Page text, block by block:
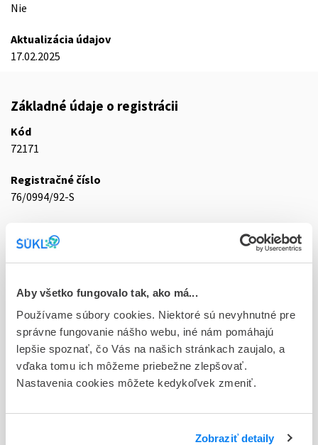
Aby všetko fungovalo tak, ako má...
Používame súbory cookies. Niektoré sú nevyhnutné pre
správne fungovanie nášho webu, iné nám pomáhajú
lepšie spoznať, čo Vás na našich stránkach zaujalo, a
vďaka tomu ich môžeme priebežne zlepšovať.
Nastavenia cookies môžete kedykoľvek zmeniť.
Zobraziť detaily
Nie
Aktualizácia údajov
17.02.2025
Základné údaje o registrácii
Kód
72171
Registračné číslo
76/0994/92-S
sol inf 10x500 ml (fľ.skl.)
D - Registrácia bez obmedzenia platnosti
Typ registračnej procedúry
Národná
Držiteľ, krajina
Fresenius Kabi Deutschland GmbH, Nemecko